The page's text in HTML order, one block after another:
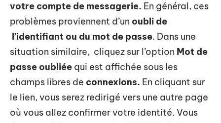
votre compte de messagerie. En général, ces
problèmes proviennent d’un oubli de
l’identifiant ou du mot de passe. Dans une
situation similaire, cliquez sur l’option Mot de
passe oubliée qui est affichée sous les
champs libres de connexions. En cliquant sur
le lien, vous serez redirigé vers une autre page
où vous allez confirmer votre identité. Vous